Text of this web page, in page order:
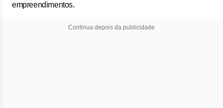
empreendimentos.
Continua depois da publicidade